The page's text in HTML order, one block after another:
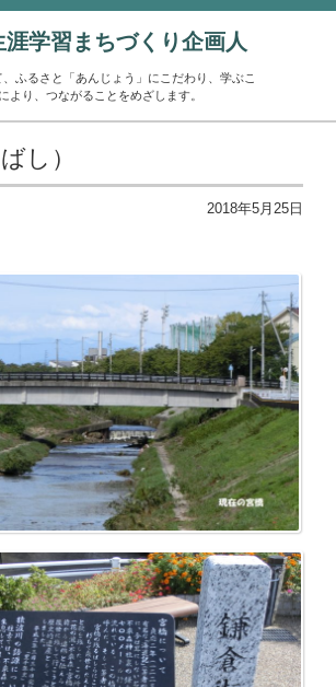
涯学習まちづくり企画人
ふるさと「あんじょう」にこだわり、学ぶこ
より、つながることをめざします。
し）
2018年5月25日